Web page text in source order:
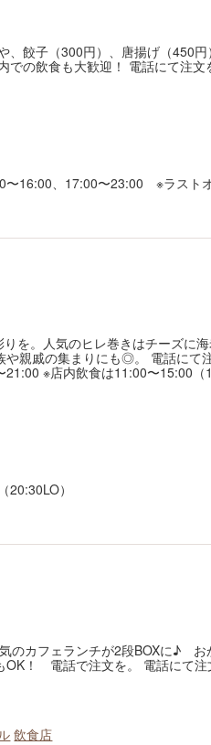
餃子（300円）、唐揚げ（450
の飲食も大歓迎！ 電話にて注文
〜16:00、17:00〜23:00 ※ラスト
を。人気のヒレ巻きはチーズに
親戚の集まりにも◎。 電話にて
※店内飲食は11:00〜15:00（
）
のカフェランチが2段BOXに♪ お
！ 電話で注文を。 電話にて注
飲食店